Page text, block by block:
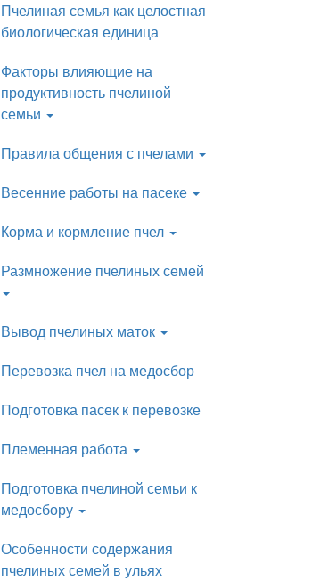
Пчелиная семья как целостная
биологическая единица
Факторы влияющие на
продуктивность пчелиной
семьи
Правила общения с пчелами
Весенние работы на пасеке
Корма и кормление пчел
Размножение пчелиных семей
Вывод пчелиных маток
Перевозка пчел на медосбор
Подготовка пасек к перевозке
Племенная работа
Подготовка пчелиной семьи к
медосбору
Особенности содержания
пчелиных семей в ульях